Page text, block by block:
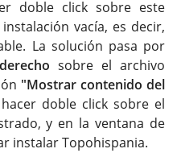
doble click sobre este
vacía, es decir,
La solución pasa por
sobre el archivo
"Mostrar contenido del
doble click sobre el
y en la ventana de
instalar Topohispania.